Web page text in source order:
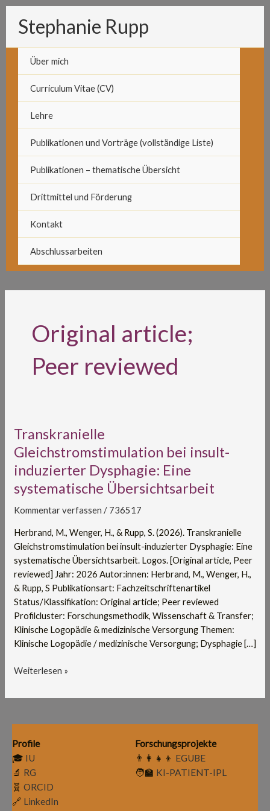
Zum
Inhalt
springenStephanie Rupp
Über mich
Curriculum Vitae (CV)
Lehre
Publikationen und Vorträge (vollständige Liste)
Publikationen – thematische Übersicht
Drittmittel und Förderung
Kontakt
Abschlussarbeiten
Original article;
Peer reviewed
Transkranielle
Gleichstromstimulation bei insult-
induzierter Dysphagie: Eine
systematische Übersichtsarbeit
Kommentar verfassen / 736517
Herbrand, M., Wenger, H., & Rupp, S. (2026). Transkranielle
Gleichstromstimulation bei insult-induzierter Dysphagie: Eine
systematische Übersichtsarbeit. Logos. [Original article, Peer
reviewed] Jahr: 2026 Autor:innen: Herbrand, M., Wenger, H.,
& Rupp, S Publikationsart: Fachzeitschriftenartikel
Status/Klassifikation: Original article; Peer reviewed
Profilcluster: Forschungsmethodik, Wissenschaft & Transfer;
Klinische Logopädie & medizinische Versorgung Themen:
Klinische Logopädie / medizinische Versorgung; Dysphagie […]
Transkranielle
Gleichstromstimulation
bei
insult-
induzierter
Eine
systematische
Übersichtsarbeit
Weiterlesen »
Profile
🎓 IU
🔬 RG
🧬 ORCID
🔗 LinkedIn
Forschungsprojekte
👨‍👩‍👧‍👦 EGUBE
🧑‍🏫 KI-PATIENT-IPL